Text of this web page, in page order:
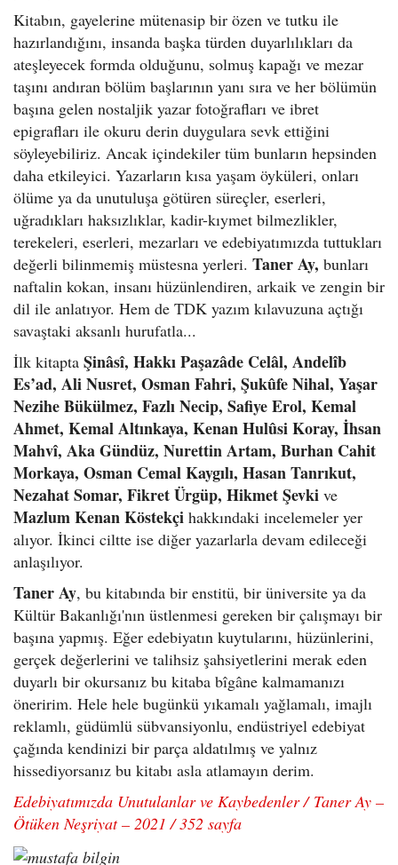
Kitabın, gayelerine mütenasip bir özen ve tutku ile
hazırlandığını, insanda başka türden duyarlılıkları da
ateşleyecek formda olduğunu, solmuş kapağı ve mezar
taşını andıran bölüm başlarının yanı sıra ve her bölümün
başına gelen nostaljik yazar fotoğrafları ve ibret
epigrafları ile okuru derin duygulara sevk ettiğini
söyleyebiliriz. Ancak içindekiler tüm bunların hepsinden
daha etkileyici. Yazarların kısa yaşam öyküleri, onları
ölüme ya da unutuluşa götüren süreçler, eserleri,
uğradıkları haksızlıklar, kadir-kıymet bilmezlikler,
terekeleri, eserleri, mezarları ve edebiyatımızda tuttukları
değerli bilinmemiş müstesna yerleri. Taner Ay, bunları
naftalin kokan, insanı hüzünlendiren, arkaik ve zengin bir
dil ile anlatıyor. Hem de TDK yazım kılavuzuna açtığı
savaştaki aksanlı hurufatla...
İlk kitapta Şinâsî, Hakkı Paşazâde Celâl, Andelîb
Es’ad, Ali Nusret, Osman Fahri, Şukûfe Nihal, Yaşar
Nezihe Bükülmez, Fazlı Necip, Safiye Erol, Kemal
Ahmet, Kemal Altınkaya, Kenan Hulûsi Koray, İhsan
Mahvî, Aka Gündüz, Nurettin Artam, Burhan Cahit
Morkaya, Osman Cemal Kaygılı, Hasan Tanrıkut,
Nezahat Somar, Fikret Ürgüp, Hikmet Şevki ve
Mazlum Kenan Köstekçi hakkındaki incelemeler yer
alıyor. İkinci ciltte ise diğer yazarlarla devam edileceği
anlaşılıyor.
Taner Ay, bu kitabında bir enstitü, bir üniversite ya da
Kültür Bakanlığı'nın üstlenmesi gereken bir çalışmayı bir
başına yapmış. Eğer edebiyatın kuytularını, hüzünlerini,
gerçek değerlerini ve talihsiz şahsiyetlerini merak eden
duyarlı bir okursanız bu kitaba bîgâne kalmamanızı
öneririm. Hele hele bugünkü yıkamalı yağlamalı, imajlı
reklamlı, güdümlü sübvansiyonlu, endüstriyel edebiyat
çağında kendinizi bir parça aldatılmış ve yalnız
hissediyorsanız bu kitabı asla atlamayın derim.
Edebiyatımızda Unutulanlar ve Kaybedenler / Taner Ay –
Ötüken Neşriyat – 2021 / 352 sayfa